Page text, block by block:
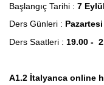
Başlangıç Tarihi : 7
Ders Günleri :
Ders Saatleri : 19.00 -
A1.2 İtalyanca online